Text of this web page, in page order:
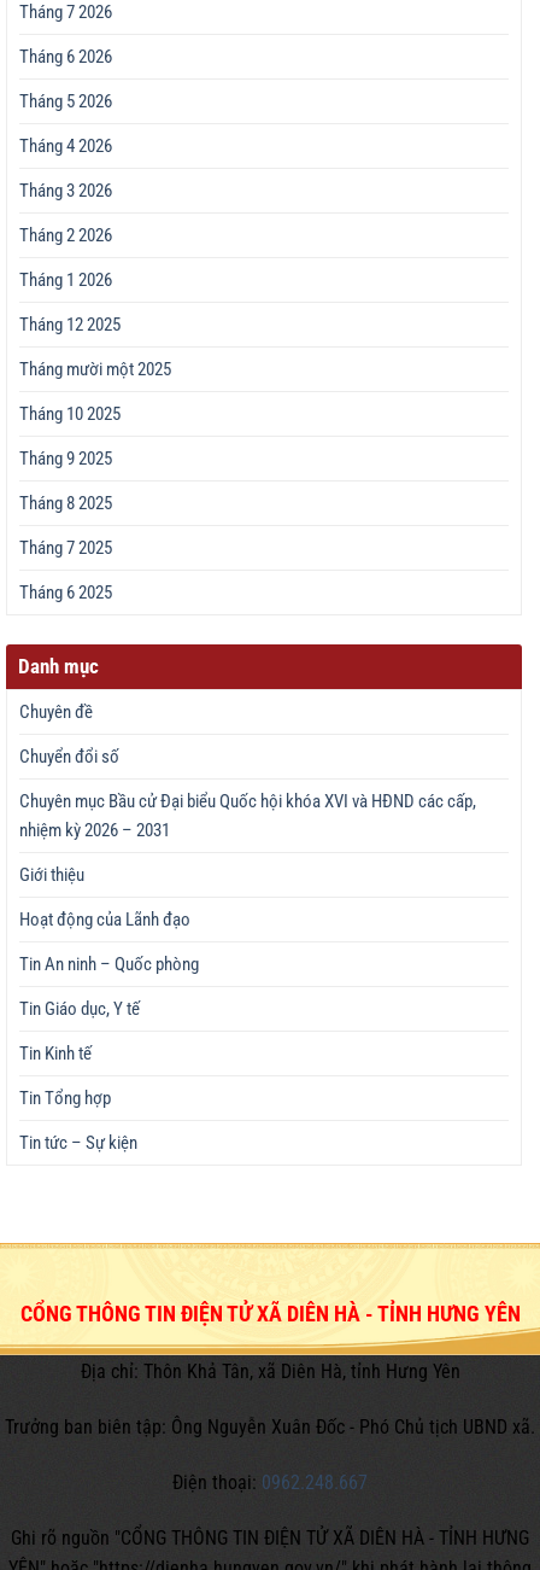
Tháng 7 2026
Tháng 6 2026
Tháng 5 2026
Tháng 4 2026
Tháng 3 2026
Tháng 2 2026
Tháng 1 2026
Tháng 12 2025
Tháng mười một 2025
Tháng 10 2025
Tháng 9 2025
Tháng 8 2025
Tháng 7 2025
Tháng 6 2025
Danh mục
Chuyên đề
Chuyển đổi số
Chuyên mục Bầu cử Đại biểu Quốc hội khóa XVI và HĐND các cấp,
nhiệm kỳ 2026 – 2031
Giới thiệu
Hoạt động của Lãnh đạo
Tin An ninh – Quốc phòng
Tin Giáo dục, Y tế
Tin Kinh tế
Tin Tổng hợp
Tin tức – Sự kiện
CỔNG THÔNG TIN ĐIỆN TỬ XÃ DIÊN HÀ - TỈNH HƯNG YÊN
Địa chỉ: Thôn Khả Tân, xã Diên Hà, tỉnh Hưng Yên
Trưởng ban biên tập: Ông Nguyễn Xuân Đốc - Phó Chủ tịch UBND xã.
Điện thoại: 0962.248.667
Ghi rõ nguồn "CỔNG THÔNG TIN ĐIỆN TỬ XÃ DIÊN HÀ - TỈNH HƯNG